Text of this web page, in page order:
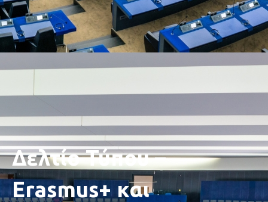
Δελτίο Τύπου –
Erasmus+ και